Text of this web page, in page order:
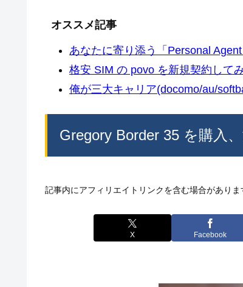
オススメ記事
あなたに寄り添う「Personal
格安 SIM の povo を新規契約して
俺が三大キャリア(docomo/au/
Gregory Border 35 を購入
記事内にアフィリエイトリンクを含む場合がありま
X Facebook